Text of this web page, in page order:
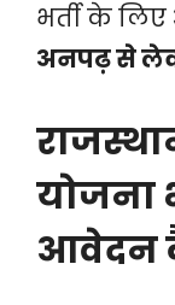
भर्ती के
अनपढ़ से
योजना
आवेदन